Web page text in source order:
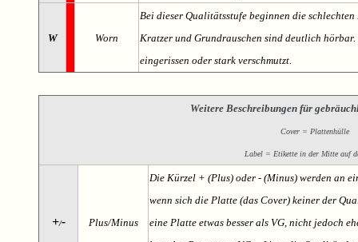
W Worn
Bei dieser Qualitätsstufe beginnen die
Kratzer und Grundrauschen sind deutlich
eingerissen oder stark verschmutzt.
Weitere Beschreibungen für
Cover = Plattenhülle
Label = Etikette in der Mitte auf
+/- Plus/Minus
Die Kürzel + (Plus) oder - (Minus) werden an
wenn sich die Platte (das Cover) keiner der
eine Platte etwas besser als VG, nicht jedoch